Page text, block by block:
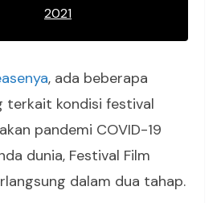
2021
, ada beberapa
terkait kondisi festival
pandemi COVID-19
dunia, Festival Film
dalam dua tahap.